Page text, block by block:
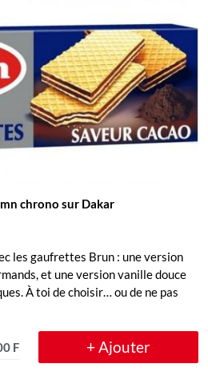
chrono sur Dakar
les gaufrettes Brun : une version
et une version vanille douce
À toi de choisir… ou de ne pas
F + Ajouter